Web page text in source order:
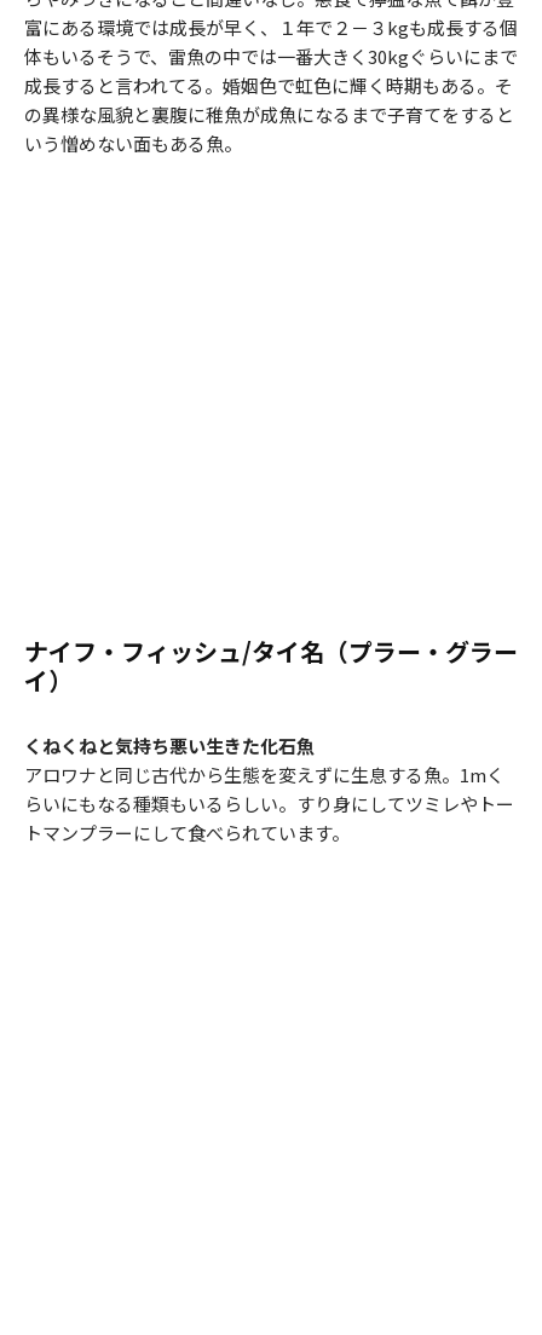
富にある環境では成長が早く、１年で２－３kgも成長する個
体もいるそうで、雷魚の中では一番大きく30kgぐらいにまで
成長すると言われてる。婚姻色で虹色に輝く時期もある。そ
の異様な風貌と裏腹に稚魚が成魚になるまで子育てをすると
いう憎めない面もある魚。
ナイフ・フィッシュ/タイ名（プラー・グラー
イ）
くねくねと気持ち悪い生きた化石魚
アロワナと同じ古代から生態を変えずに生息する魚。1mく
らいにもなる種類もいるらしい。すり身にしてツミレやトー
トマンプラーにして食べられています。